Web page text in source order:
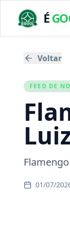
É
Voltar
FEED DE
01/07/